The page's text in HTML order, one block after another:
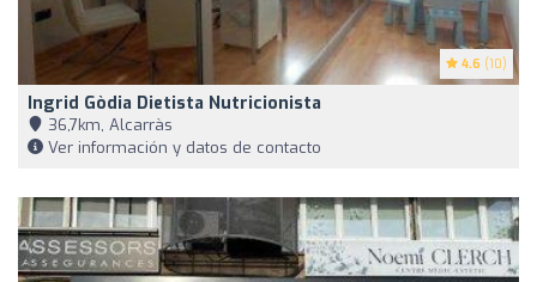
4.6 (10)
Ingrid Gòdia Dietista Nutricionista
36,7km, Alcarràs
Ver información y datos de contacto